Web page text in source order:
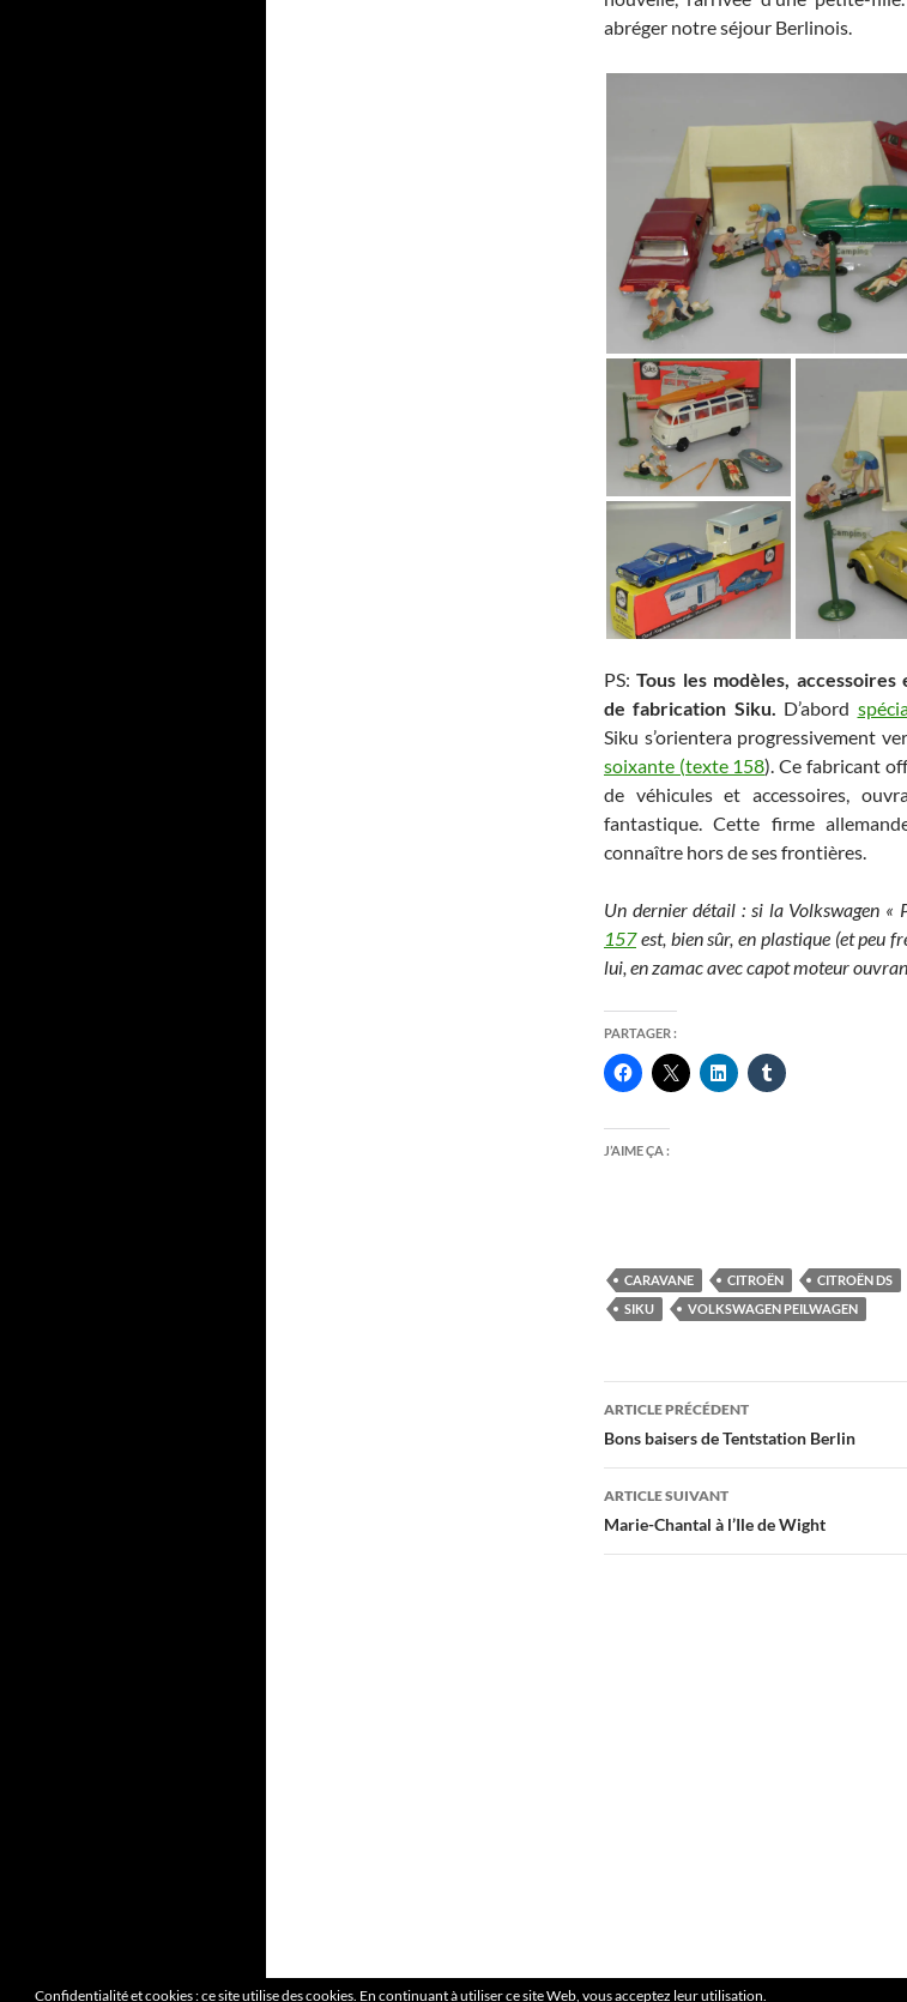
abréger notre séjour Berlinois.
PS:Tous les modèles,
de fabrication Siku. D’abord
Siku s’orientera progressivement
soixante (texte 158). Ce fabricant
de véhicules et accessoires,
fantastique. Cette firme
connaître hors de ses frontières.
Un dernier détail : si la Volkswagen «
157est, bien sûr, en plastique (et peu
lui, en zamac avec capot moteur
PARTAGER :
J’AIME ÇA :
CARAVANE CITROËN CITROËN DS
SIKU
VOLKSWAGEN PEILWAGEN
Navigation
des
articles
ARTICLE PRÉCÉDENT
Bons baisers de Tentstation Berlin
ARTICLE SUIVANT
Marie-Chantal à l’Ile de Wight
Confidentialité et cookies : ce site utilise des cookies. En continuant à utiliser ce site Web, vous acceptez leur utilisation.